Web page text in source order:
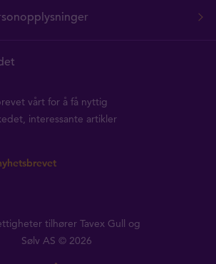
vårt for å få nyttig
interessante artikler
tilhører Tavex Gull og
Sølv AS © 2026